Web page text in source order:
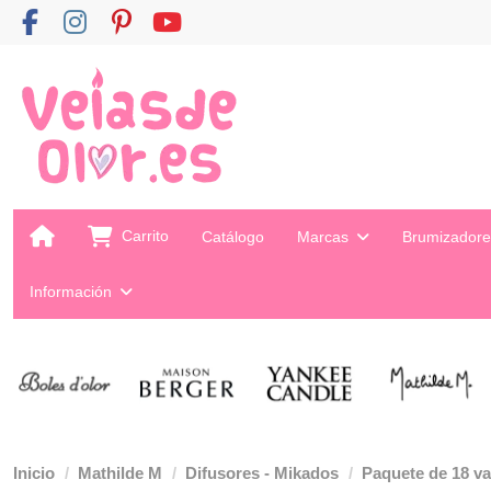
Carrito Catálogo Marcas
Información
Inicio Mathilde M Difusores - Mikados Paquete de 18